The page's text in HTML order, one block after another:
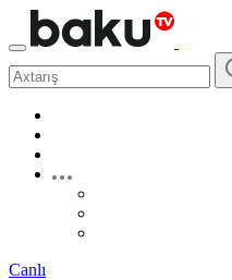
Canlı